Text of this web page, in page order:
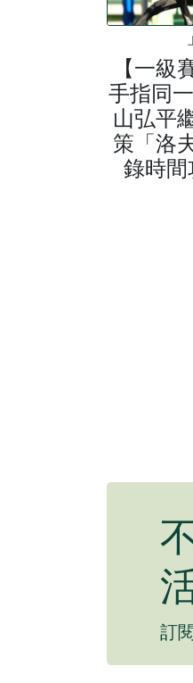
【一級
手指同
山弘平
策「洛
錄時
訂